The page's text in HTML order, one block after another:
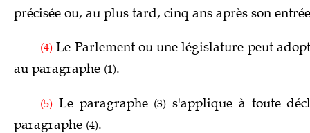
précisée ou, au plus tard, cinq ans après son
(4) Le Parlement ou une législature peut
au paragraphe (1).
(5) Le paragraphe (3) s'applique à toute
paragraphe (4).